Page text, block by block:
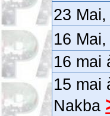
23
16
16 mai
15 mai
Nakba